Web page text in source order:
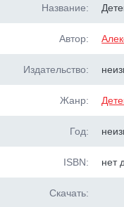
Название:
Автор:
Издательство:
Жанр:
Год:
ISBN: нет
Скачать: